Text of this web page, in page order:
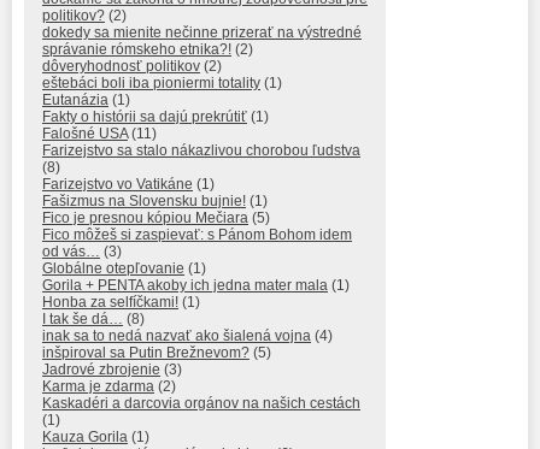
politikov? (2)
dokedy sa mienite nečinne prizerať na výstredné
správanie rómskeho etnika?! (2)
dôveryhodnosť politikov (2)
eštebáci boli iba pioniermi totality (1)
Eutanázia (1)
Fakty o histórii sa dajú prekrútiť (1)
Falošné USA(11)
Farizejstvo sa stalo nákazlivou chorobou ľudstva
(8)
Farizejstvo vo Vatikáne (1)
Fašizmus na Slovensku bujnie! (1)
Fico je presnou kópiou Mečiara (5)
Fico môžeš si zaspievať: s Pánom Bohom idem
od vás…
(3)
Globálne otepľovanie (1)
Gorila + PENTA akoby ich jedna mater mala (1)
Honba za selfíčkami! (1)
I tak še dá…
(8)
inak sa to nedá nazvať ako šialená vojna (4)
inšpiroval sa Putin Brežnevom? (5)
Jadrové zbrojenie (3)
Karma je zdarma (2)
Kaskadéri a darcovia orgánov na našich cestách
(1)
Kauza Gorila (1)